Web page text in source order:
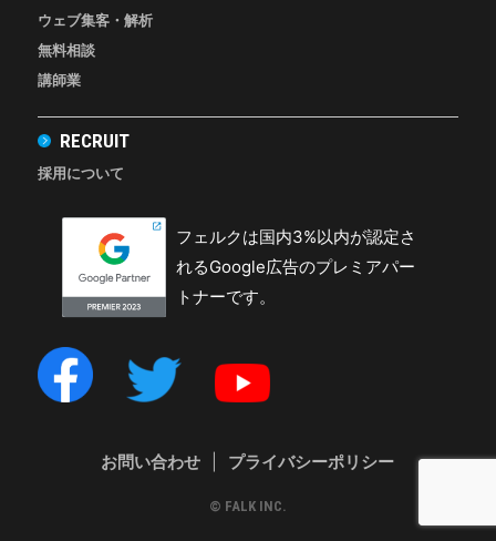
ウェブ集客・解析
無料相談
講師業
RECRUIT
採用について
フェルクは国内3%以内が認定さ
れるGoogle広告のプレミアパー
トナーです。
お問い合わせ プライバシーポリシー
© FALK INC.